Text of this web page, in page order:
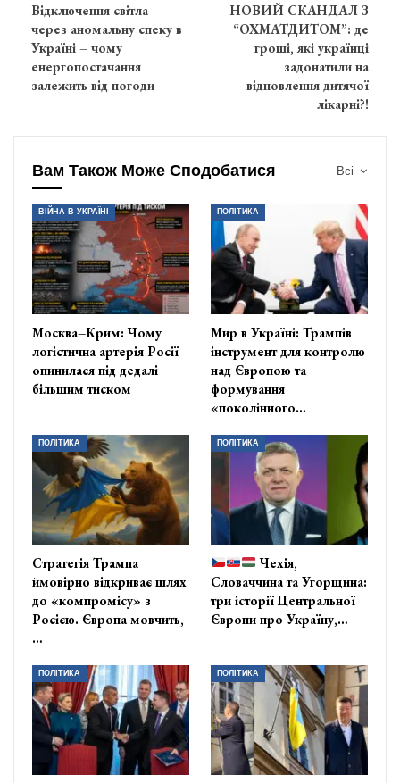
Відключення світла
через аномальну спеку в
Україні – чому
енергопостачання
залежить від погоди
НОВИЙ СКАНДАЛ З
“ОХМАТДИТОМ”: де
гроші, які українці
задонатили на
відновлення дитячої
лікарні?!
Всі
Вам Також Може Сподобатися
ВІЙНА В УКРАЇНІ
Москва–Крим: Чому
логістична артерія Росії
опинилася під дедалі
більшим тиском
ПОЛІТИКА
Мир в Україні: Трампів
інструмент для контролю
над Європою та
формування
«поколінного…
ПОЛІТИКА
Стратегія Трампа
ймовірно відкриває шлях
до «компромісу» з
Росією. Європа мовчить,
…
ПОЛІТИКА
Чехія,
Словаччина та Угорщина:
три історії Центральної
Європи про Україну,…
ПОЛІТИКА ПОЛІТИКА